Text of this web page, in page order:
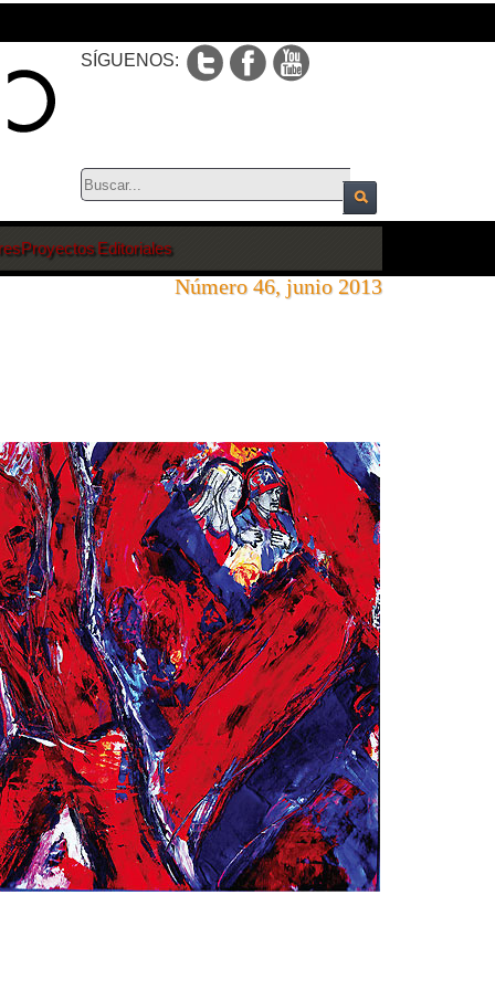
SÍGUENOS:
Proyectos Editoriales
Número 46, junio 2013